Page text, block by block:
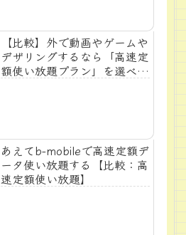
【比較】外で動画やゲームや
デザリングするなら「高速定
額使い放題プラン」を選べ！
あえてb-mobileで高速定額デ
ータ使い放題する【比較：高
速定額使い放題】